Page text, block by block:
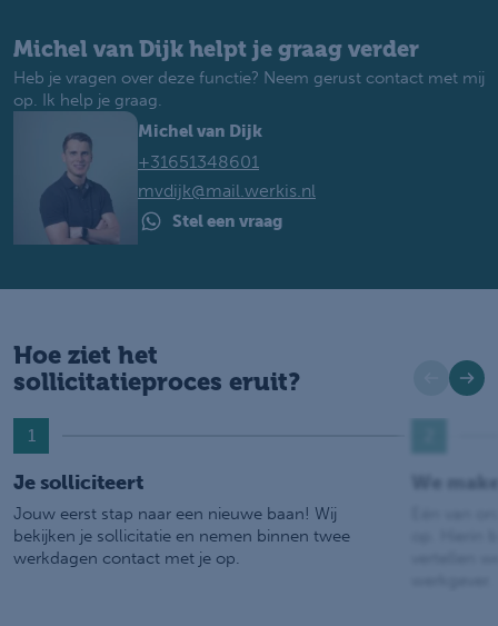
Michel van Dijk helpt je graag verder
Heb je vragen over deze functie? Neem gerust contact met mij
op. Ik help je graag.
Michel van Dijk
+31651348601
mvdijk@mail.werkis.nl
Stel een vraag
Hoe ziet het
sollicitatieproces eruit?
1
Je solliciteert
Jouw eerst stap naar een nieuwe baan! Wij
bekijken je sollicitatie en nemen binnen twee
werkdagen contact met je op.
We